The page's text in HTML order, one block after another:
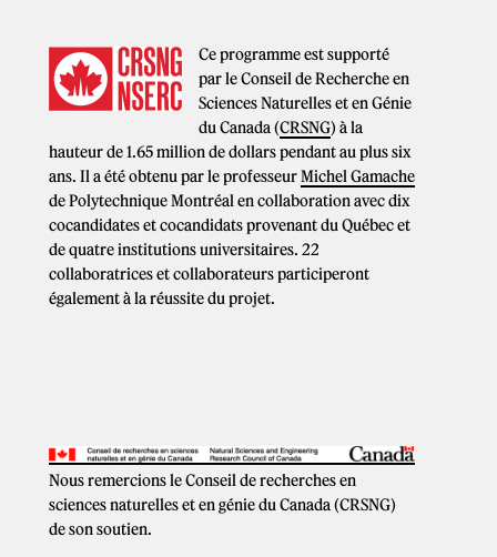
Ce programme est supporté
par le Conseil de Recherche en
Sciences Naturelles et en Génie
du Canada (CRSNG) à la
hauteur de 1.65 million de dollars pendant au plus six
ans. Il a été obtenu par le professeurMichel Gamache
de Polytechnique Montréal en collaboration avec dix
cocandidates et cocandidats provenant du Québec et
de quatre institutions universitaires. 22
collaboratrices et collaborateurs participeront
également à la réussite du projet.
Nous remercions le Conseil de recherches en
sciences naturelles et en génie du Canada (CRSNG)
de son soutien.